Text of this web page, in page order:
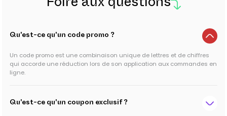
Foire aux questions
Qu'est-ce qu'un code promo ?
Un code promo est une combinaison unique de lettres et de chiffres
qui accorde une réduction lors de son application aux commandes en
ligne.
Qu'est-ce qu'un coupon exclusif ?